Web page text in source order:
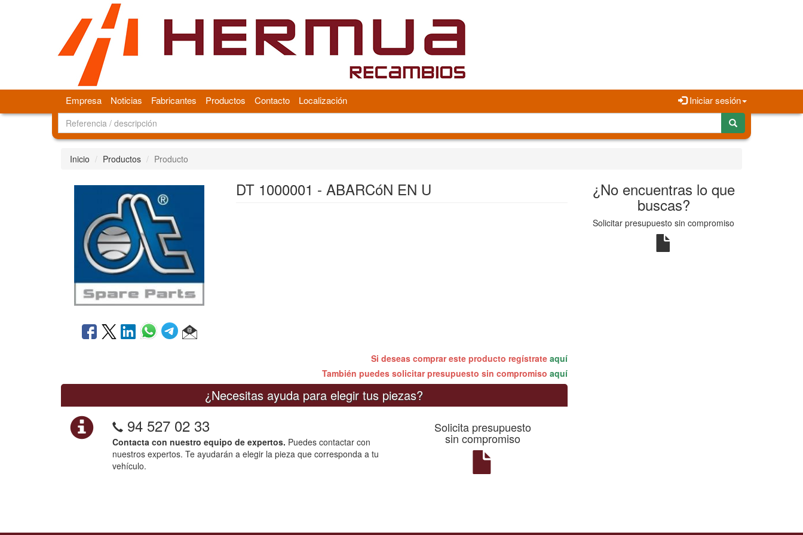
Iniciar sesión
Empresa Noticias Fabricantes Productos Contacto Localización
Inicio Productos Producto
DT 1000001 - ABARCóN EN U
Si deseas comprar este producto regístrate aquí
También puedes solicitar presupuesto sin compromiso aquí
¿Necesitas ayuda para elegir tus piezas?
94 527 02 33
Contacta con nuestro equipo de expertos. Puedes contactar con
nuestros expertos. Te ayudarán a elegir la pieza que corresponda a tu
vehículo.
Solicita presupuesto
sin compromiso
¿No encuentras lo que
buscas?
Solicitar presupuesto sin compromiso